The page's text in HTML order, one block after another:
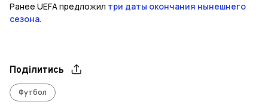
Ранее UEFA предложил три даты окончания нынешнего
сезона.
Поділитись
Футбол